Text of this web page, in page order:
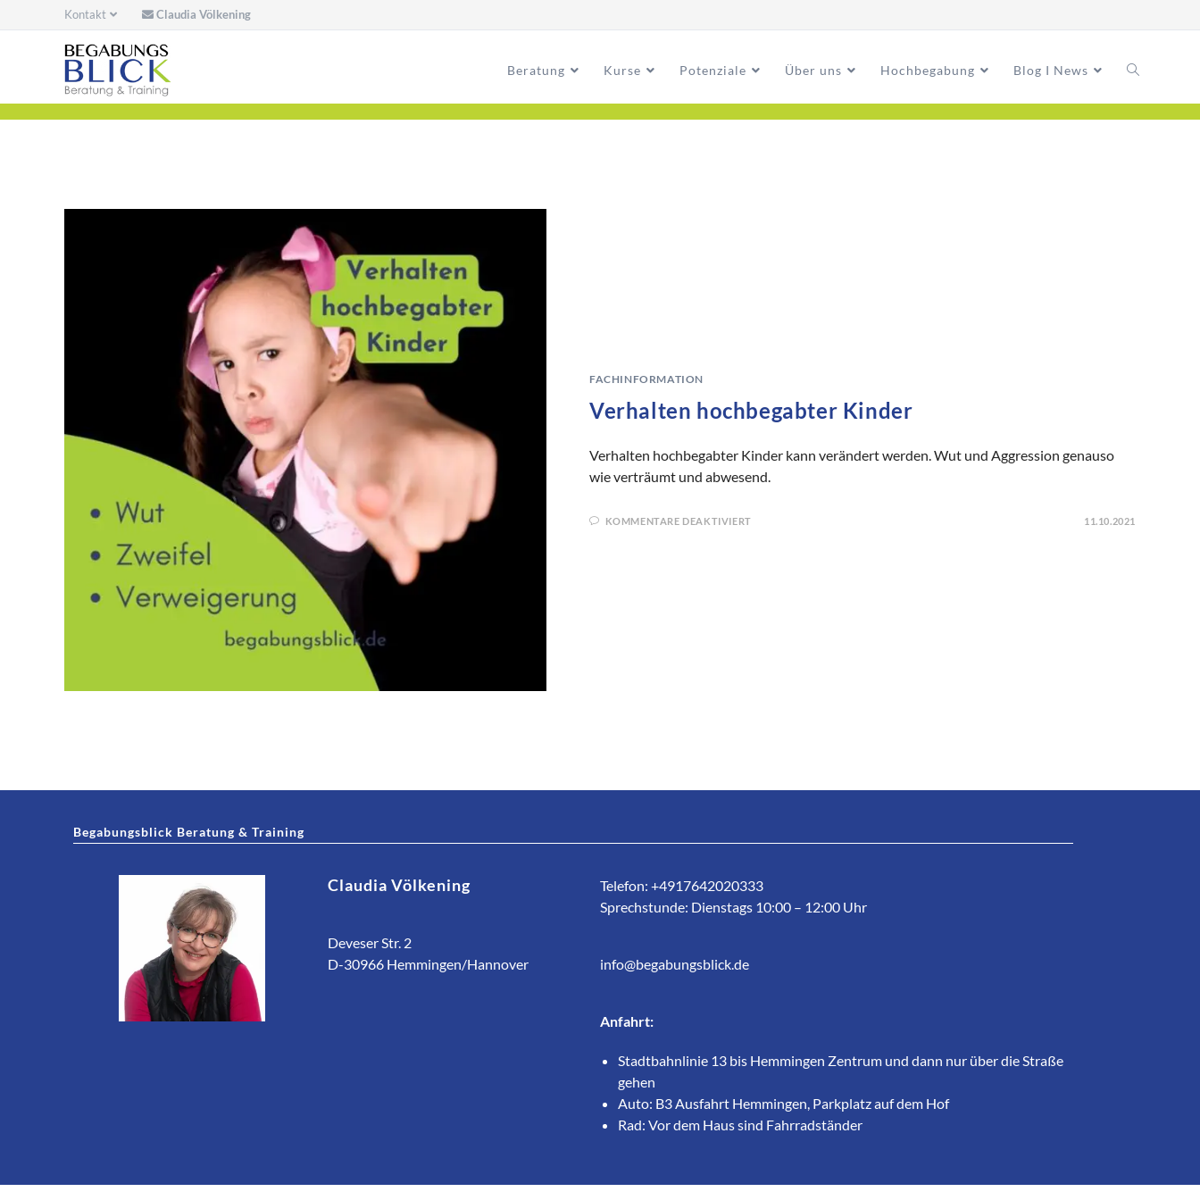
Kontakt Claudia Völkening
Beratung Kurse Potenziale Über uns Hochbegabung Blog I News
FACHINFORMATION
Verhalten hochbegabter Kinder
Verhalten hochbegabter Kinder kann verändert werden. Wut und Aggression genauso
wie verträumt und abwesend.
KOMMENTARE DEAKTIVIERT 11.10.2021
Begabungsblick Beratung & Training
Claudia Völkening
Deveser Str. 2
D-30966 Hemmingen/Hannover
Telefon: +4917642020333
Sprechstunde: Dienstags 10:00 – 12:00 Uhr
info@begabungsblick.de
Anfahrt:
Stadtbahnlinie 13 bis Hemmingen Zentrum und dann nur über die Straße
gehen
Auto: B3 Ausfahrt Hemmingen, Parkplatz auf dem Hof
Rad: Vor dem Haus sind Fahrradständer